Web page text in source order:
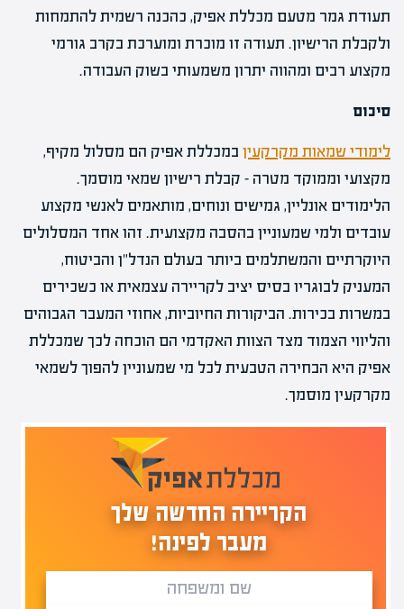
תעודת גמר מטעם מכללת אפיק, כהכנה רשמית להתמחות
ולקבלת הרישיון. תעודה זו מוכרת ומוערכת בקרב גורמי
מקצוע רבים ומהווה יתרון משמעותי בשוק העבודה.
סיכום
לימודי שמאות מקרקעין במכללת אפיק הם מסלול מקיף,
מקצועי וממוקד מטרה – קבלת רישיון שמאי מוסמך.
הלימודים אונליין, גמישים ונוחים, מותאמים לאנשי מקצוע
עובדים ולמי שמעוניין בהסבה מקצועית. זהו אחד המסלולים
היוקרתיים והמשתלמים ביותר בעולם הנדל"ן והביטוח,
המעניק לבוגריו בסיס יציב לקריירה עצמאית או כשכירים
במשרות בכירות. הביקורות החיוביות, אחוזי המעבר הגבוהים
והליווי הצמוד מצד הצוות האקדמי הם הוכחה לכך שמכללת
אפיק היא הבחירה הטבעית לכל מי שמעוניין להפוך לשמאי
מקרקעין מוסמך.
הקריירה החדשה שלך
מעבר לפינה!